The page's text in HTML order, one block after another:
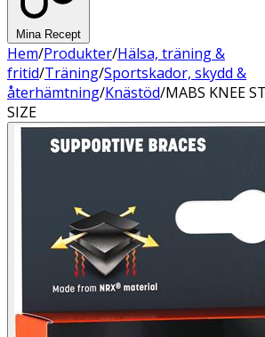
Mina Recept
Hem/Produkter/Hälsa, träning &
fritid/Träning/Sportskador, skydd &
återhämtning/Knästöd/MABS KNEE
SIZE